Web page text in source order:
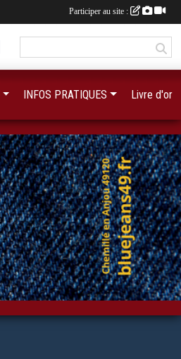
INFOS PRATIQUES Livre d'or
Participer au site :